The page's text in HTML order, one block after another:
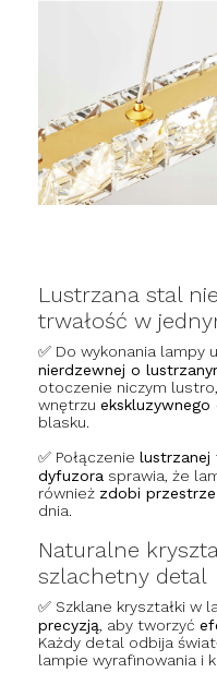
Lustrzana stal
trwałość w
✅ Do wykonania lampy
nierdzewnej o
otoczenie niczym
wnętrzu ekskluzywnego
blasku.
✅ Połączenie
dyfuzora sprawia, że
również zdobi
dnia.
Naturalne
szlachetny detal
✅ Szklane kryształki w
precyzją, aby tworzyć
Każdy detal odbija
lampie wyrafinowania i